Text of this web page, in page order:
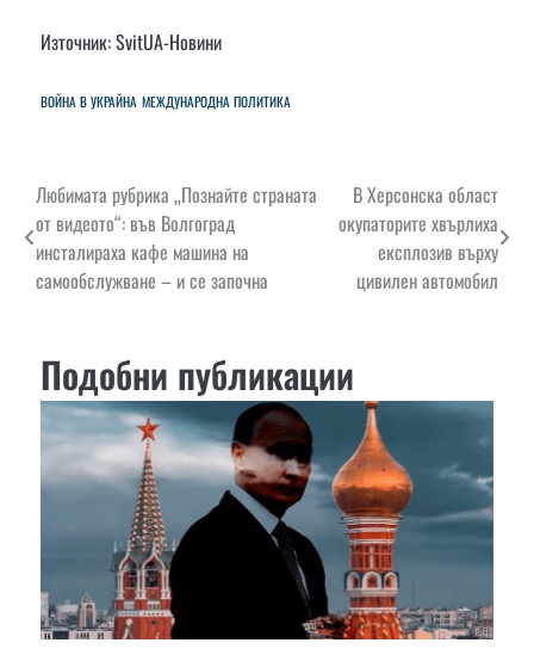
Източник: SvitUA-Новини
ВОЙНА В УКРАЙНА МЕЖДУНАРОДНА ПОЛИТИКА
Навигация
Любимата рубрика „Познайте страната
от видеото“: във Волгоград
инсталираха кафе машина на
самообслужване – и се започна
В Херсонска област
окупаторите хвърлиха
експлозив върху
цивилен автомобил
Подобни публикации